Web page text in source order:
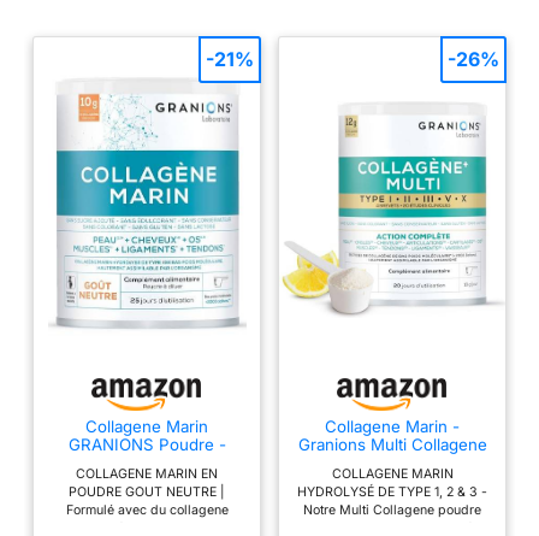
Collagene Marin
GRANIONS Poudre -
Saveur Neutre
COLLAGENE MARIN EN
POUDRE GOUT NEUTRE |
Formulé avec du collagene
-21%
Collagene Marin -
Granions Multi Collagene
260 G
COLLAGENE MARIN
HYDROLYSÉ DE TYPE 1, 2 & 3 -
Notre Multi Collagene poudre
-26%